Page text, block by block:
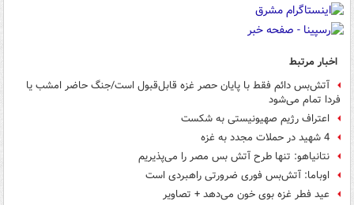
اخبار مرتبط
آتش‌بس دائم فقط با پایان حصر غزه قابل‌قبول است/جنگ حاضر امشب یا
فردا تمام می‌شود
اعتراف رژیم صهیونیستی به شکست
4 شهید در حملات مجدد به غزه
نتانیاهو: تنها طرح آتش بس مصر را می‌پذیریم
اوباما: آتش‌بس فوری ضرورتی راهبردی است
عید فطر غزه بوی خون می‌دهد + تصاویر